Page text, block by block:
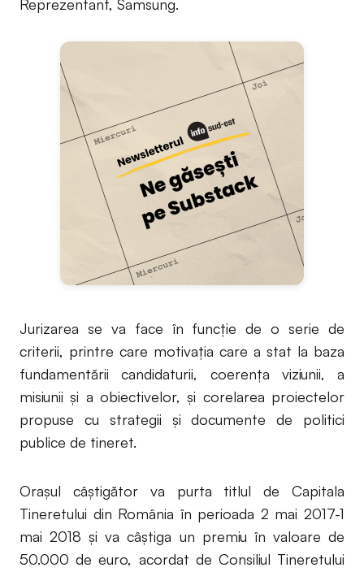
Reprezentant, Samsung.
Jurizarea se va face în funcție de o serie de
criterii, printre care motivația care a stat la baza
fundamentării candidaturii, coerența viziunii, a
misiunii și a obiectivelor, și corelarea proiectelor
propuse cu strategii și documente de politici
publice de tineret.
Orașul câștigător va purta titlul de Capitala
Tineretului din România în perioada 2 mai 2017-1
mai 2018 și va câștiga un premiu în valoare de
50.000 de euro, acordat de Consiliul Tineretului